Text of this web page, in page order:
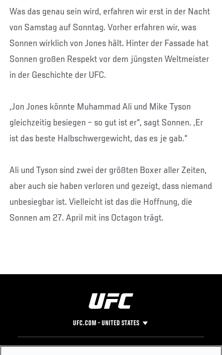
Was das genau sein wird, erfahren wir erst in der Nacht
von Samstag auf Sonntag. Vorher erfahren wir, was
Sonnen wirklich von Jones hält. Hinter der Fassade hat
Sonnen großen Respekt vor dem jüngsten Weltmeister
in der Geschichte der UFC.
„Jon Jones könnte Muhammad Ali und Mike Tyson
gleichzeitig besiegen – so gut ist er“, sagt Sonnen. „Er
ist das beste Halbschwergewicht, das es je gab.“
Ali und Tyson sind zwei der größten Boxer aller Zeiten,
aber auch sie haben verloren und gezeigt, dass niemand
unbesiegbar ist. Vielleicht ist das die Hoffnung, die
Sonnen am 27. April mit ins Octagon trägt.
UFC.COM - UNITED STATES